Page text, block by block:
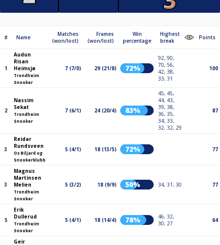
# Name
Matches
(won/lost)
Frames
(won/lost)
Win
percentage
Highest
break
Points
1
Audun
Risan
Heimsjø
Trondheim
Snooker
7 (7/0) 29 (21/8) 72%
92, 90,
70, 56,
42, 38,
33, 31
100
2
Nassim
Sekat
Trondheim
Snooker
7 (6/1) 24 (20/4) 83%
45, 45,
44, 43,
39, 38,
36, 35,
34, 33,
32, 32, 29
87
3
Reidar
Rundsveen
Os Biljard og
Snookerklubb
5 (4/1) 18 (13/5) 72% 77
3
Magnus
Martinsen
Melien
Trondheim
Snooker
5 (3/2) 18 (9/9) 50% 34, 31, 30 77
5
Erik
Dullerud
Trondheim
Snooker
5 (4/1) 18 (14/4) 78%
46, 32,
30, 27
64
Geir